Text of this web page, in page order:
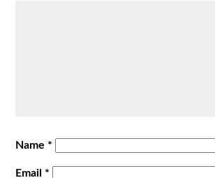
Name *
Email *